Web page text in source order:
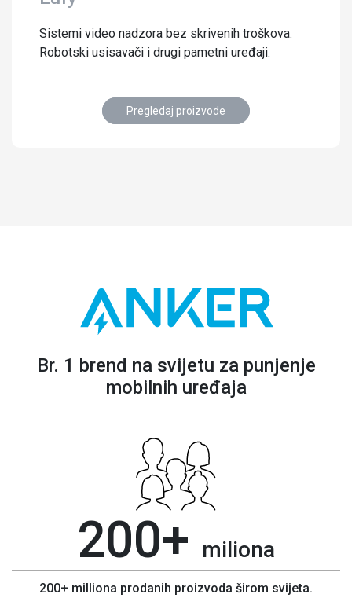
Sistemi video nadzora bez skrivenih troškova.
Robotski usisavači i drugi pametni uređaji.
Pregledaj proizvode
Br. 1 brend na svijetu za punjenje
mobilnih uređaja
200+ miliona
200+ milliona prodanih proizvoda širom svijeta.